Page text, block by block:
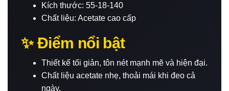
Kích thước: 55-18-140
Chất liệu: Acetate cao cấp
✨ Điểm nổi bật
Thiết kế tối giản, tôn nét mạnh mẽ và hiện đại.
Chất liệu acetate nhẹ, thoải mái khi đeo cả
ngày.